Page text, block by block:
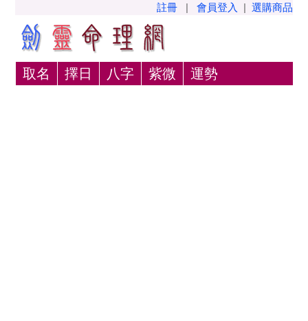
註冊 | 會員登入 | 選購商品
取名 擇日 八字 紫微 運勢